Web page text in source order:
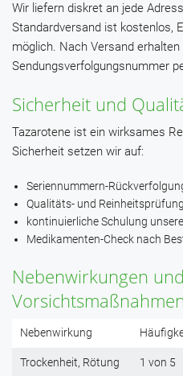
Wir liefern diskret an jede
Standardversand ist kostenlos,
möglich. Nach Versand erhalten
Sendungsverfolgungsnummer
Sicherheit und
Tazarotene ist ein wirksames
Sicherheit setzen wir auf:
Seriennummern-
Qualitäts- und
kontinuierliche Schulung
Medikamenten-Check nach
Nebenwirkungen und
Nebenwirkung
Trockenheit, Rötung 1 von 5